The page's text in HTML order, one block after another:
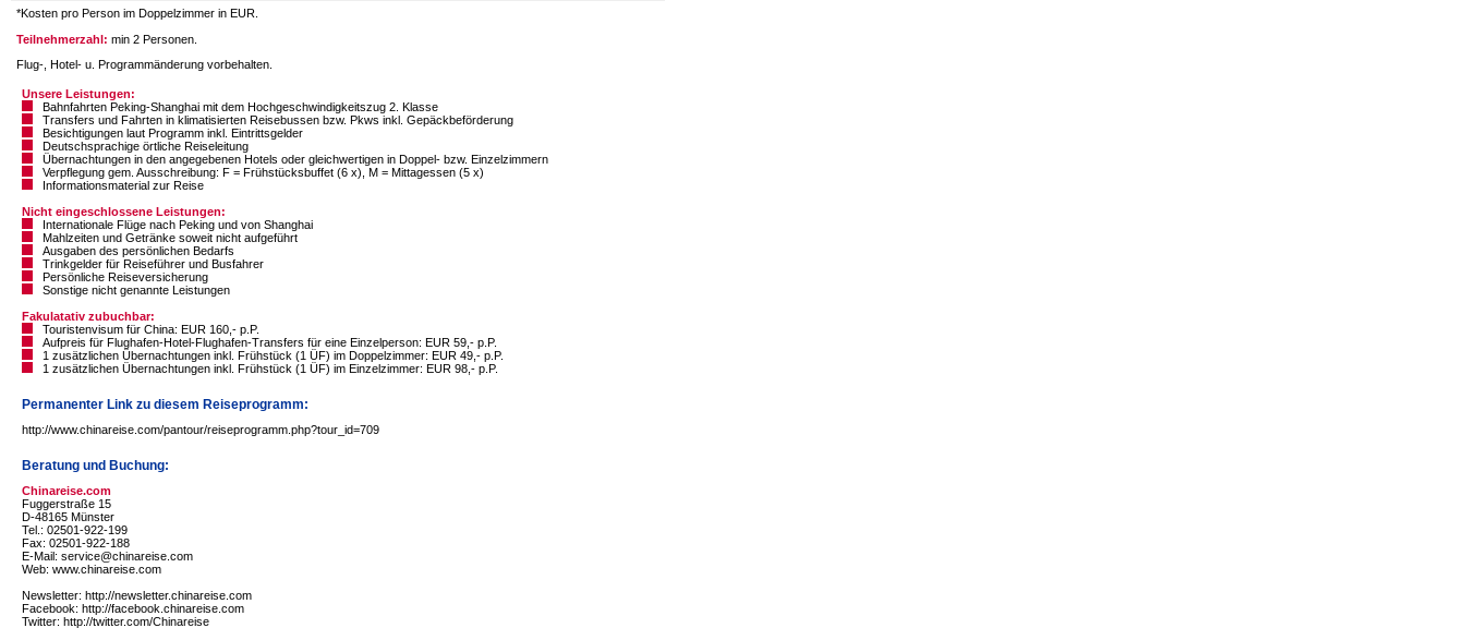
*Kosten pro Person im Doppelzimmer in EUR.
Teilnehmerzahl: min 2 Personen.
Flug-, Hotel- u. Programmänderung vorbehalten.
Unsere Leistungen:
Bahnfahrten Peking-Shanghai mit dem Hochgeschwindigkeitszug 2. Klasse
Transfers und Fahrten in klimatisierten Reisebussen bzw. Pkws inkl. Gepäckbeförderung
Besichtigungen laut Programm inkl. Eintrittsgelder
Deutschsprachige örtliche Reiseleitung
Übernachtungen in den angegebenen Hotels oder gleichwertigen in Doppel- bzw. Einzelzimmern
Verpflegung gem. Ausschreibung: F = Frühstücksbuffet (6 x), M = Mittagessen (5 x)
Informationsmaterial zur Reise
Nicht eingeschlossene Leistungen:
Internationale Flüge nach Peking und von Shanghai
Mahlzeiten und Getränke soweit nicht aufgeführt
Ausgaben des persönlichen Bedarfs
Trinkgelder für Reiseführer und Busfahrer
Persönliche Reiseversicherung
Sonstige nicht genannte Leistungen
Fakulatativ zubuchbar:
Touristenvisum für China: EUR 160,- p.P.
Aufpreis für Flughafen-Hotel-Flughafen-Transfers für eine Einzelperson: EUR 59,- p.P.
1 zusätzlichen Übernachtungen inkl. Frühstück (1 ÜF) im Doppelzimmer: EUR 49,- p.P.
1 zusätzlichen Übernachtungen inkl. Frühstück (1 ÜF) im Einzelzimmer: EUR 98,- p.P.
Permanenter Link zu diesem Reiseprogramm:
http://www.chinareise.com/pantour/reiseprogramm.php?tour_id=709
Beratung und Buchung:
Chinareise.com
Fuggerstraße 15
D-48165 Münster
Tel.: 02501-922-199
Fax: 02501-922-188
E-Mail: service@chinareise.com
Web: www.chinareise.com
Newsletter: http://newsletter.chinareise.com
Facebook: http://facebook.chinareise.com
Twitter: http://twitter.com/Chinareise